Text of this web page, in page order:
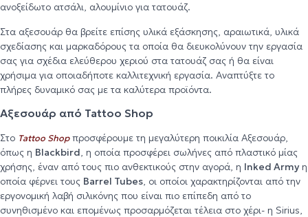
ανοξείδωτο ατσάλι, αλουμίνιο για τατουάζ.
Στα αξεσουάρ θα βρείτε επίσης υλικά εξάσκησης, αραιωτικά, υλικά
σχεδίασης και μαρκαδόρους τα οποία θα διευκολύνουν την εργασία
σας για σχέδια ελεύθερου χεριού στα τατουάζ σας ή θα είναι
χρήσιμα για οποιαδήποτε καλλιτεχνική εργασία. Αναπτύξτε το
πλήρες δυναμικό σας με τα καλύτερα προϊόντα.
Αξεσουάρ από Tattoo Shop
Στο Tattoo Shopπροσφέρουμε τη μεγαλύτερη ποικιλία Αξεσουάρ,
όπως η Blackbird, η οποία προσφέρει σωλήνες από πλαστικό μίας
χρήσης, έναν από τους πιο ανθεκτικούς στην αγορά, η Inked Armyη
οποία φέρνει τους Barrel Tubes, οι οποίοι χαρακτηρίζονται από την
εργονομική λαβή σιλικόνης που είναι πιο επίπεδη από το
συνηθισμένο και επομένως προσαρμόζεται τέλεια στο χέρι- η Sirius,